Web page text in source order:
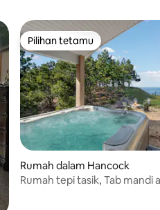
Pilihan tetamu
Pilihan tetamu
Rumah dalam Hancock
Rumah tepi tasik, Tab mandi